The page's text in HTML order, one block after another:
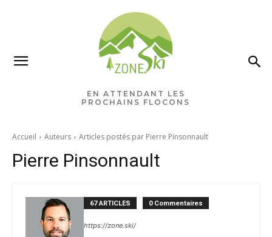
EN ATTENDANT LES
PROCHAINS FLOCONS
Accueil Auteurs Articles postés par Pierre Pinsonnault
Pierre Pinsonnault
67 ARTICLES 0 Commentaires
https://zone.ski/